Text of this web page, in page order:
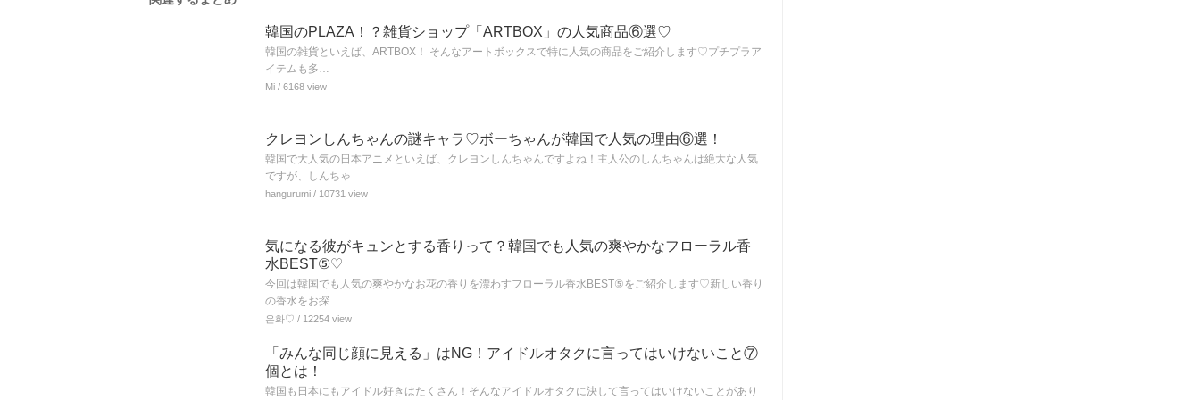
韓国のPLAZA！？雑貨ショップ「ARTBOX」の人気商品⑥選♡
韓国の雑貨といえば、ARTBOX！ そんなアートボックスで特に人気の商品をご紹介します♡プチプラア
イテムも多…
Mi / 6168 view
クレヨンしんちゃんの謎キャラ♡ボーちゃんが韓国で人気の理由⑥選！
韓国で大人気の日本アニメといえば、クレヨンしんちゃんですよね！主人公のしんちゃんは絶大な人気
ですが、しんちゃ…
hangurumi / 10731 view
気になる彼がキュンとする香りって？韓国でも人気の爽やかなフローラル香
水BEST⑤♡
今回は韓国でも人気の爽やかなお花の香りを漂わすフローラル香水BEST⑤をご紹介します♡新しい香り
の香水をお探…
은화♡ / 12254 view
「みんな同じ顔に見える」はNG！アイドルオタクに言ってはいけないこと⑦
個とは！
韓国も日本にもアイドル好きはたくさん！そんなアイドルオタクに決して言ってはいけないことがあり